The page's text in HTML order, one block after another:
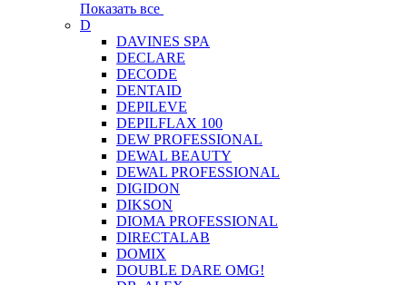
Показать все
D
DAVINES SPA
DECLARE
DECODE
DENTAID
DEPILEVE
DEPILFLAX 100
DEW PROFESSIONAL
DEWAL BEAUTY
DEWAL PROFESSIONAL
DIGIDON
DIKSON
DIOMA PROFESSIONAL
DIRECTALAB
DOMIX
DOUBLE DARE OMG!